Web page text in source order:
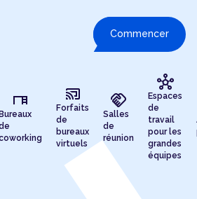
Commencer
desk cast_connected
Forfaits
de
bureaux
virtuels
handshake
Salles
de
réunion
hub
Espaces
de
travail
pour les
grandes
équipes